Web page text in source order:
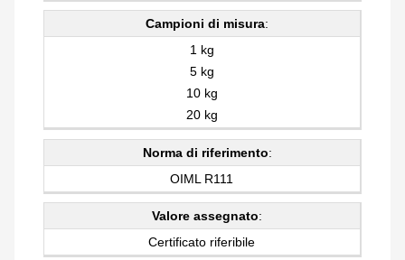
Campioni di misura:
1 kg
5 kg
10 kg
20 kg
Norma di riferimento:
OIML R111
Valore assegnato:
Certificato riferibile